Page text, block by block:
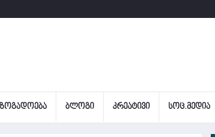
ᲑᲚᲝᲒᲘ ᲙᲠᲔᲐᲢᲘᲕᲘ ᲡᲝᲪ.ᲛᲔᲓᲘᲐ